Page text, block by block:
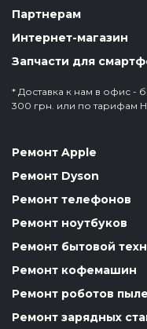
Партнерам
Интернет-магазин
Запчасти для
* Доставка к нам в офис -
300 грн. или по тарифам
Ремонт Apple
Ремонт Dyson
Ремонт телефонов
Ремонт ноутбуков
Ремонт бытовой
Ремонт кофемашин
Ремонт роботов
Ремонт зарядных